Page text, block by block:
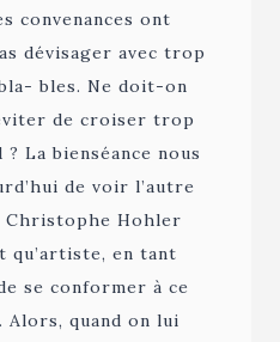
convenances ont
dévisager avec trop
bles. Ne doit-on
de croiser trop
La bienséance nous
de voir l’autre
Christophe Hohler
qu’artiste, en tant
se conformer à ce
Alors, quand on lui